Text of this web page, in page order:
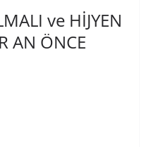
ve HİJYEN
AN ÖNCE